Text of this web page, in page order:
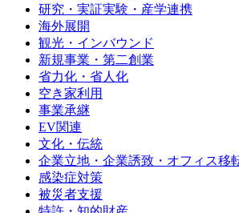
研究・実証実験・産学連携
海外展開
観光・インバウンド
新規事業・第二創業
省力化・省人化
空き家利用
事業承継
EV関連
文化・伝統
企業立地・企業誘致・オフィス移
感染症対策
被災者支援